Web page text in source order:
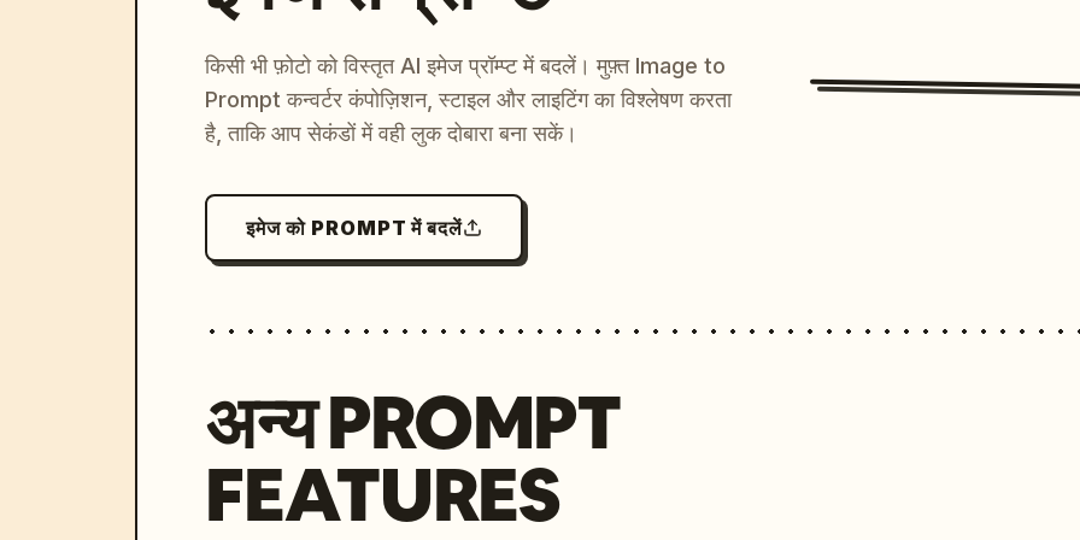
किसी भी फ़ोटो को विस्तृत AI इमेज प्रॉम्प्ट में बदलें। मुफ़्त Image to
Prompt कन्वर्टर कंपोज़िशन, स्टाइल और लाइटिंग का विश्लेषण करता
है, ताकि आप सेकंडों में वही लुक दोबारा बना सकें।
इमेज को PROMPT में बदलें
अन्य PROMPT
FEATURES